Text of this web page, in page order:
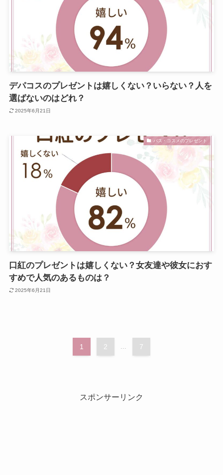
デパコスのプレゼントは嬉しくない？いらない？人を
選ばないのはどれ？
2025年6月21日
バス・コスメのプレゼント
口紅のプレゼントは嬉しくない？女友達や彼女におす
すめで人気のあるものは？
2025年6月21日
1 2 ... 7
スポンサーリンク